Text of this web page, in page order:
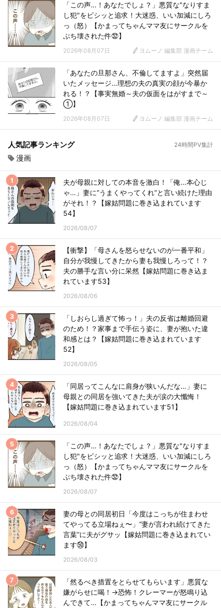
「この声…！あなたでしょ？」悪質な"なりすま
し犯"をビシッと追求！大迷惑、いい加減にしろ
っ（怒）【かまってちゃんママ友にサークルを
ぶち壊された件㉜】
2026年08月07日 ヨムーノ 編集部 漫画チーム
「あなたの旦那さん、不倫してますよ」突然届
いたメッセージ…理想の夫の真実の顔が今暴か
れる！？【事実無婚～夫の仮面をはがすまで～
①】
2026年08月07日 ヨムーノ 編集部 漫画チーム
人気記事ランキング 24時間PV集計
漫画
夫が母親に対しての本音を激白！「俺…本心じ
ゃ…」妻に“うまくやってくれ”と言い続けた理由
がそれ！？【嫁姑問題に巻き込まれています
54】
2026/08/07
【衝撃】「母さんを怒らせないのが一番平和」
自分が我慢してきたから妻も我慢しろって！？
夫の勝手な言い分に呆然【嫁姑問題に巻き込ま
れています53】
2026/08/06
「しおらし過ぎて怖っ！」夫の反省は離婚回避
のため！？家事まで手伝う姿に、妻が抱いた違
和感とは？【嫁姑問題に巻き込まれています
52】
2026/08/05
「同居ってこんなに肩身が狭いんだな…」妻に
母親との同居を強いてきた夫が涙の大懺悔！
【嫁姑問題に巻き込まれています51】
2026/08/04
「この声…！あなたでしょ？」悪質な"なりすま
し犯"をビシッと追求！大迷惑、いい加減にしろ
っ（怒）【かまってちゃんママ友にサークルを
ぶち壊された件㉜】
2026/08/07
妻の母との同居初日「今度はこっちが住まわせ
てやってる立場ねぇ〜」“妻が言われ続けてきた
言葉”に夫がグサッ【嫁姑問題に巻き込まれてい
ます㊿】
2026/08/03
「然るべき措置をとらせてもらいます」悪質な
嫌がらせに喝！→恐怖！クレーマーが怒鳴り込
んできて…【かまってちゃんママ友にサークル